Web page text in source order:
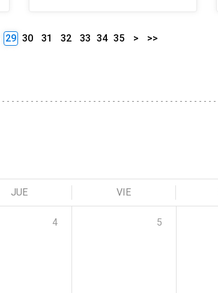
29 30 31 32 33 34 35 > >>
JUE VIE
4 5